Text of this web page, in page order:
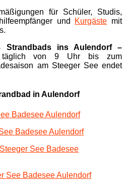
für Schüler, Studis,
und
Kurgäste mit
Strandbads ins Aulendorf –
von 9 Uhr bis zum
am Steeger See endet
in Aulendorf